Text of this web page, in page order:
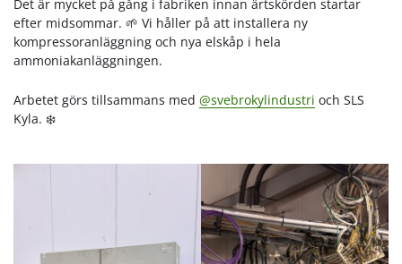
Det är mycket på gång i fabriken innan ärtskörden startar
efter midsommar. 🌱 Vi håller på att installera ny
kompressoranläggning och nya elskåp i hela
ammoniakanläggningen.
Arbetet görs tillsammans med @svebrokylindustri och SLS
Kyla. ❄️